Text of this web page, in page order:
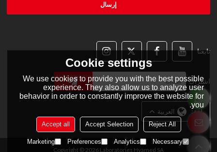
إرسال
تابعنا
اشتراك
لغة: العربية
Copyright © 2026 Laboratories Hyamed SA
Cookie settings
We use cookies to provide you with the best possible
experience. They also allow us to analyze user
behavior in order to constantly improve the website for
you.
Reject All
Accept Selection
Accept all
Necessary
Analytics
Preferences
Marketing